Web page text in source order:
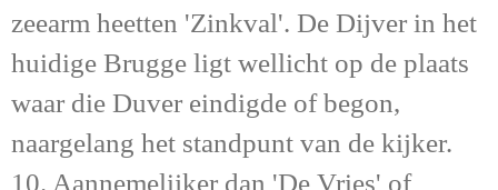
zeearm heetten 'Zinkval'. De Dijver in het
huidige Brugge ligt wellicht op de plaats
waar die Duver eindigde of begon,
naargelang het standpunt van de kijker.
10. Aannemelijker dan 'De Vries' of